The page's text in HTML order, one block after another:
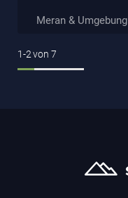
Meran & Umgebung
1-2von 7